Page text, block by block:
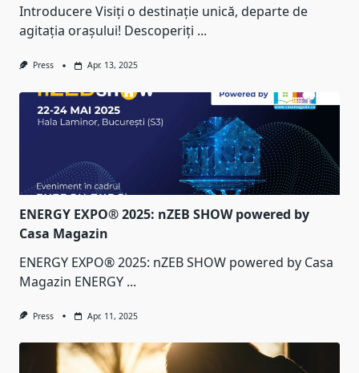
Introducere Visiți o destinație unică, departe de
agitația orașului! Descoperiți ...
Press Apr. 13, 2025
ENERGY EXPO® 2025: nZEB SHOW powered by
Casa Magazin
ENERGY EXPO® 2025: nZEB SHOW powered by Casa
Magazin ENERGY ...
Press Apr. 11, 2025